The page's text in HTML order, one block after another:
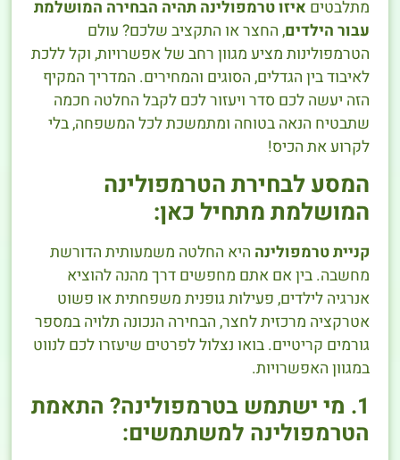
מתלבטים איזו טרמפולינה תהיה הבחירה המושלמת
עבור הילדים, החצר או התקציב שלכם? עולם
הטרמפולינות מציע מגוון רחב של אפשרויות, וקל ללכת
לאיבוד בין הגדלים, הסוגים והמחירים. המדריך המקיף
הזה יעשה לכם סדר ויעזור לכם לקבל החלטה חכמה
שתבטיח הנאה בטוחה ומתמשכת לכל המשפחה, בלי
לקרוע את הכיס!
המסע לבחירת הטרמפולינה
המושלמת מתחיל כאן:
קניית טרמפולינה היא החלטה משמעותית הדורשת
מחשבה. בין אם אתם מחפשים דרך מהנה להוציא
אנרגיה לילדים, פעילות גופנית משפחתית או פשוט
אטרקציה מרכזית לחצר, הבחירה הנכונה תלויה במספר
גורמים קריטיים. בואו נצלול לפרטים שיעזרו לכם לנווט
במגוון האפשרויות.
1. מי ישתמש בטרמפולינה? התאמת
הטרמפולינה למשתמשים: